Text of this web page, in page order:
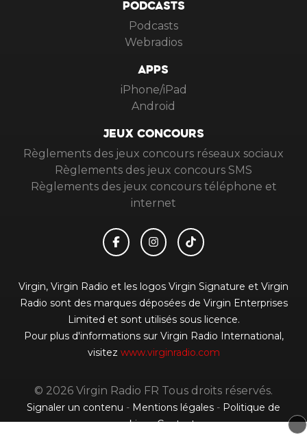
PODCASTS
Podcasts
Webradios
APPS
iPhone/iPad
Android
JEUX CONCOURS
Règlements des jeux concours réseaux sociaux
Règlements des jeux concours SMS
Règlements des jeux concours téléphone et
internet
Virgin, Virgin Radio et les logos Virgin Signature et Virgin
Radio sont des marques déposées de Virgin Enterprises
Limited et sont utilisés sous licence.
Pour plus d'informations sur Virgin Radio International,
visitez www.virginradio.com
© 2026 Virgin Radio FR Tous droits réservés.
Signaler un contenu - Mentions légales - Politique de
cookies-Contact